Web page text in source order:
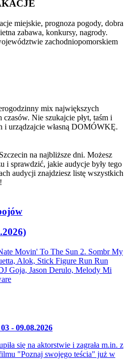
miejskie, prognoza pogody, dobra
zabawa, konkursy, nagrody.
zachodniopomorskiem
mix największych
Nie szukajcie płyt, taśm i
i urządzajcie własną DOMÓWKĘ.
na najbliższe dni. Możesz
i sprawdzić, jakie audycje były tego
audycji znajdziesz listę wszystkich
Movin' To The Sun 2. Sombr My
Alok, Stick Figure Run Run
Goja, Jason Derulo, Melody Mi
- 09.08.2026
się na aktorstwie i zagrała m.in. z
"Poznaj swojego teścia" już w